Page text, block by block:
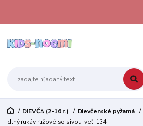
DIEVČA (2-16 r.) Dievčenské pyžamá
dlhý rukáv ružové so sivou, veľ. 134